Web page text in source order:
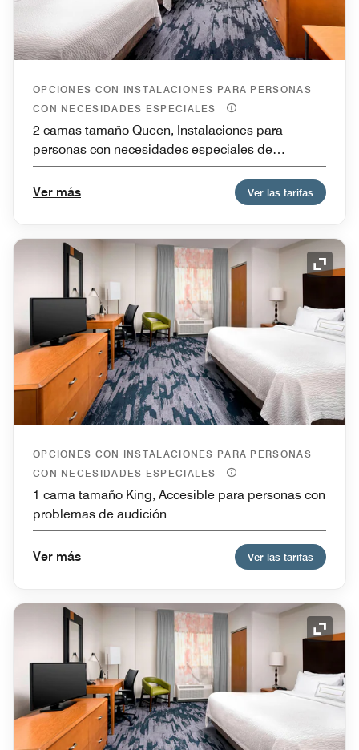
OPCIONES CON INSTALACIONES PARA PERSONAS
CON NECESIDADES ESPECIALES
2 camas tamaño Queen, Instalaciones para
personas con necesidades especiales de
movilidad y bañera, Accesible para personas con
problemas de audición
Ver más Ver las tarifas
Icono
OPCIONES CON INSTALACIONES PARA PERSONAS
CON NECESIDADES ESPECIALES
1 cama tamaño King, Accesible para personas con
problemas de audición
Ver más Ver las tarifas
Icono